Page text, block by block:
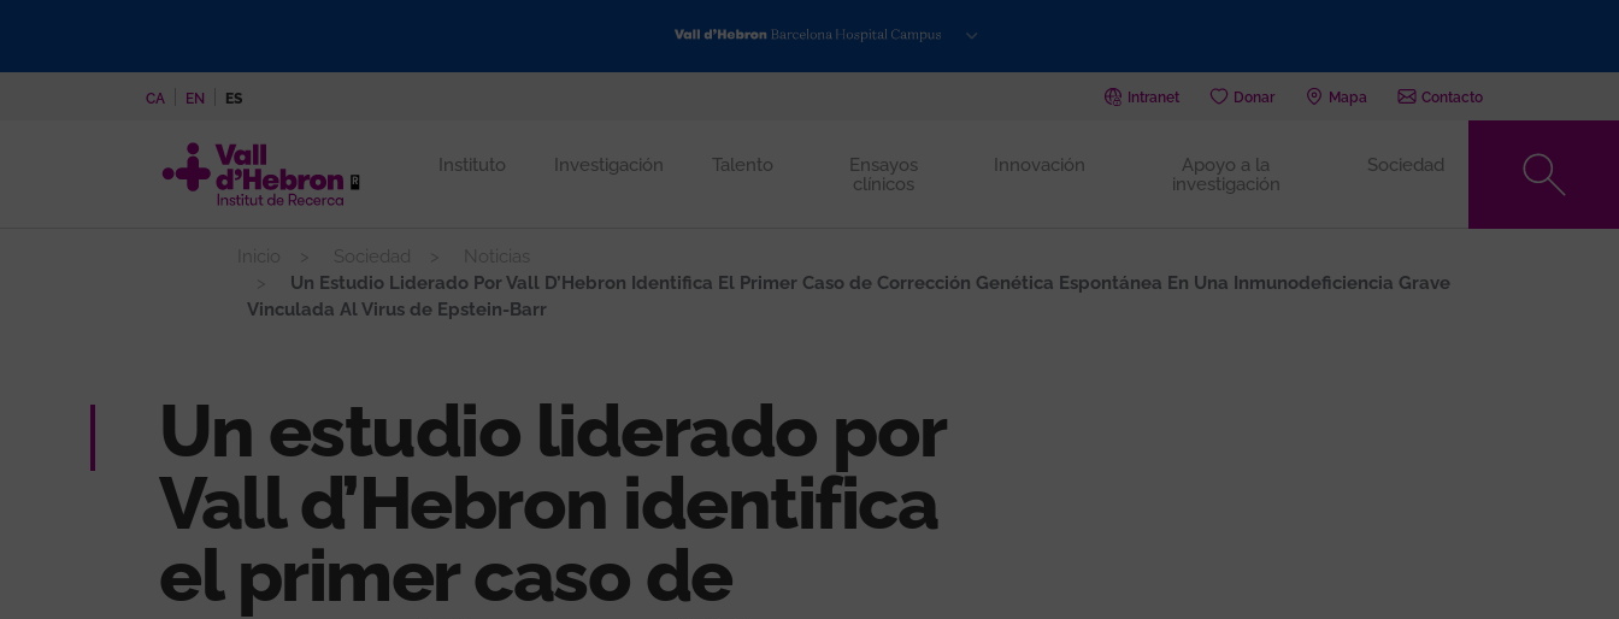
CA EN ES Intranet Donar Mapa Contacto
Instituto Investigación Talento
Ensayos
clínicos
Innovación
Apoyo a la
investigación
Sociedad
Sociedad
Noticias
Un Estudio Liderado Por Vall D’Hebron Identifica El Primer Caso de Corrección Genética Espontánea En Una Inmunodeficiencia Grave
Vinculada Al Virus de Epstein-Barr
Un estudio liderado por
Vall d’Hebron identifica
el primer caso de